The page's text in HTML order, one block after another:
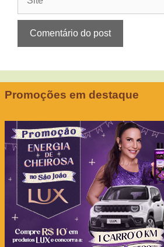
Promoções em destaque